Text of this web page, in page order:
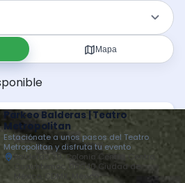
Mapa
Parkeo Balderas | Teatro
Metropolitan
Estaciónate a unos pasos del Teatro
Metropolitan y disfruta tu evento
Balderas 39, Colonia Centro, Centro,
Cuauhtémoc, 06040 Ciudad de
México, CDMX, México